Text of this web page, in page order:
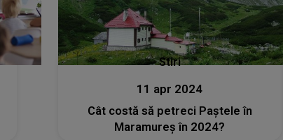
Stiri
11 apr 2024
Cât costă să petreci Paștele în
Maramureș în 2024?